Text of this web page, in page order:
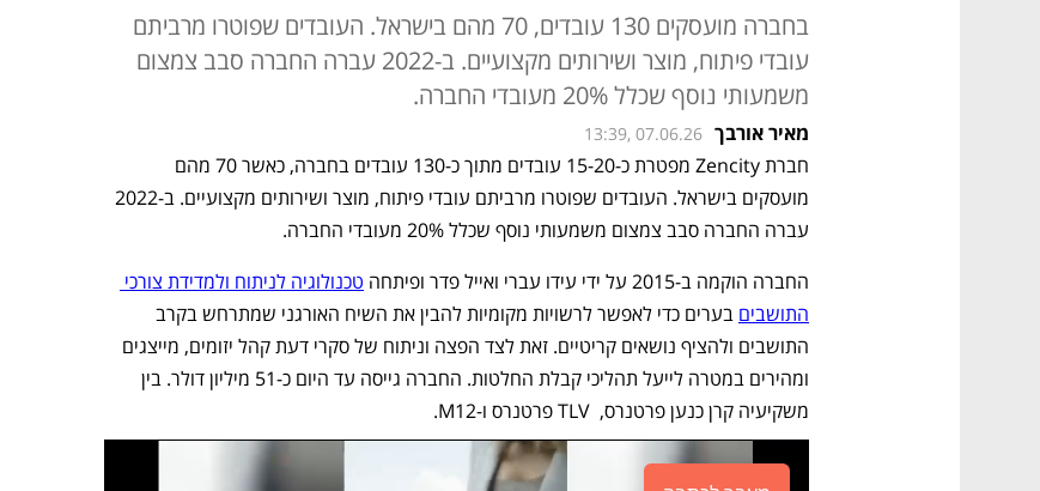
בחברה מועסקים 130 עובדים, 70 מהם בישראל. העובדים שפוטרו מרביתם
עובדי פיתוח, מוצר ושירותים מקצועיים. ב-2022 עברה החברה סבב צמצום
משמעותי נוסף שכלל 20% מעובדי החברה.
מאיר אורבך 13:39, 07.06.26
עברה החברה סבב צמצום משמעותי נוסף שכלל 20% מעובדי החברה.
החברה הוקמה ב-2015 על ידי עידו עברי ואייל פדר ופיתחה
התושבים
משקיעיה קרן כנען פרטנרס,  TLV פרטנרס ו-M12.